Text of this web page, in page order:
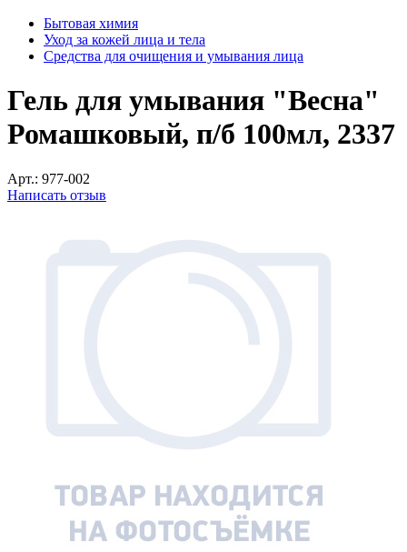
Бытовая химия
Уход за кожей лица и тела
Средства для очищения и умывания лица
Гель для умывания "Весна"
Ромашковый, п/б 100мл, 2337
Арт.: 977-002
Написать отзыв